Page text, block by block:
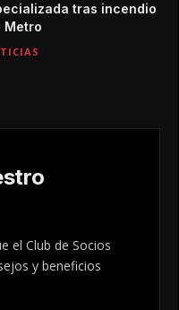
tras incendio
Metro
el Club de Socios
y beneficios